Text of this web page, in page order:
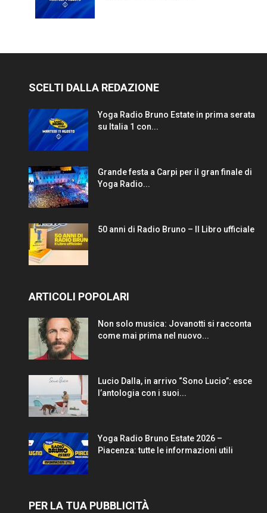
SCELTI DALLA REDAZIONE
Yoga Radio Bruno Estate in prima serata
su Italia 1 con...
Grande festa a Carpi per il gran finale di
Yoga Radio...
50 anni di Radio Bruno – Il Libro ufficiale
ARTICOLI POPOLARI
Non solo musica: Jovanotti si racconta
come mai prima nel nuovo...
Lucio Dalla, in arrivo “Sono Lucio”: esce
l’antologia con i suoi...
Yoga Radio Bruno Estate 2026 –
Piacenza: tutte le informazioni utili
PER LA TUA PUBBLICITÀ